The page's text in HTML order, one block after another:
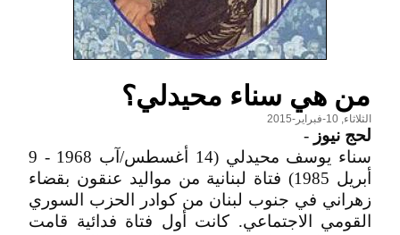
من هي سناء محيدلي؟
الثلاثاء, 10-فبراير-2015
لحج نيوز -
سناء يوسف محيدلي (14 أغسطس/آب 1968 - 9
أبريل 1985) فتاة لبنانية من مواليد عنقون بقضاء
زهراني في جنوب لبنان من كوادر الحزب السوري
القومي الاجتماعي. كانت أول فتاة فدائية قامت